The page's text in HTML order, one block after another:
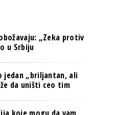
„Zeka protiv
u Srbiju
jedan „briljantan, ali
da uništi ceo tim